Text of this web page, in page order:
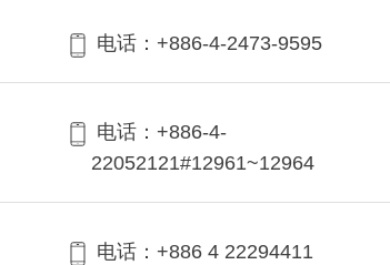
电话：+886-4-2473-9595
电话：+886-4-
22052121#12961~12964
电话：+886 4 22294411